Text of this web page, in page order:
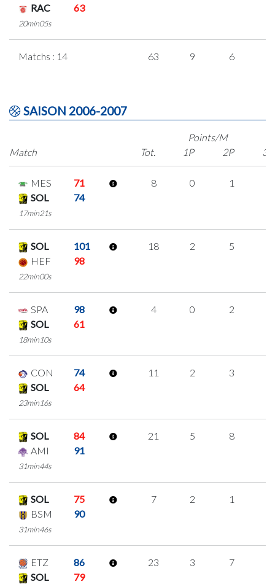
RAC
63
20min05s
Matchs : 14 63 9 6
SAISON 2006-2007
Match
Points/M
Tot.
1P 2P 3P
MES
71
SOL
74
17min21s
8 0 1
SOL
101
HEF
98
22min00s
18 2 5
SPA
98
SOL
61
18min10s
4 0 2
CON
74
SOL
64
23min16s
11 2 3
SOL
84
AMI
91
31min44s
21 5 8
SOL
75
BSM
90
31min46s
7 2 1
ETZ
86
SOL
79
23 3 7